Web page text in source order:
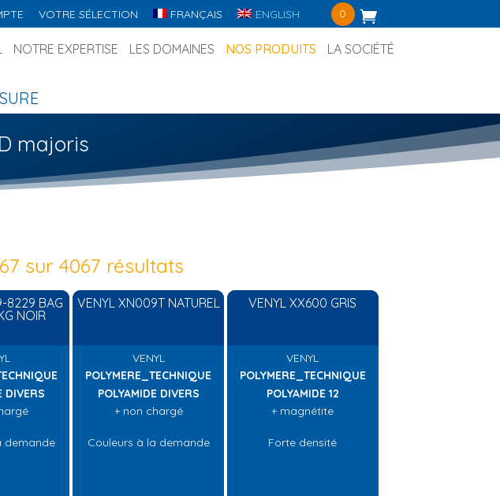
VOTRE SÉLECTION FRANÇAIS ENGLISH 0
NOTRE EXPERTISE LES DOMAINES NOS PRODUITS LA SOCIÉTÉ
majoris
sur 4067 résultats
8229 BAG
NOIR
DIVERS
demande
VENYL XN009T NATUREL
VENYL
POLYMERE_TECHNIQUE
POLYAMIDE DIVERS
+ non chargé
Couleurs à la demande
VENYL XX600 GRIS
VENYL
POLYMERE_TECHNIQUE
POLYAMIDE 12
+ magnétite
Forte densité